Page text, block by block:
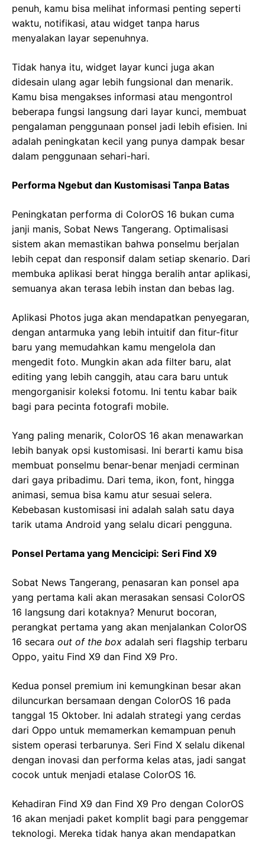
penuh, kamu bisa melihat informasi penting seperti
waktu, notifikasi, atau widget tanpa harus
menyalakan layar sepenuhnya.
Tidak hanya itu, widget layar kunci juga akan
didesain ulang agar lebih fungsional dan menarik.
Kamu bisa mengakses informasi atau mengontrol
beberapa fungsi langsung dari layar kunci, membuat
pengalaman penggunaan ponsel jadi lebih efisien. Ini
adalah peningkatan kecil yang punya dampak besar
dalam penggunaan sehari-hari.
Performa Ngebut dan Kustomisasi Tanpa Batas
Peningkatan performa di ColorOS 16 bukan cuma
janji manis, Sobat News Tangerang. Optimalisasi
sistem akan memastikan bahwa ponselmu berjalan
lebih cepat dan responsif dalam setiap skenario. Dari
membuka aplikasi berat hingga beralih antar aplikasi,
semuanya akan terasa lebih instan dan bebas lag.
Aplikasi Photos juga akan mendapatkan penyegaran,
dengan antarmuka yang lebih intuitif dan fitur-fitur
baru yang memudahkan kamu mengelola dan
mengedit foto. Mungkin akan ada filter baru, alat
editing yang lebih canggih, atau cara baru untuk
mengorganisir koleksi fotomu. Ini tentu kabar baik
bagi para pecinta fotografi mobile.
Yang paling menarik, ColorOS 16 akan menawarkan
lebih banyak opsi kustomisasi. Ini berarti kamu bisa
membuat ponselmu benar-benar menjadi cerminan
dari gaya pribadimu. Dari tema, ikon, font, hingga
animasi, semua bisa kamu atur sesuai selera.
Kebebasan kustomisasi ini adalah salah satu daya
tarik utama Android yang selalu dicari pengguna.
Ponsel Pertama yang Mencicipi: Seri Find X9
Sobat News Tangerang, penasaran kan ponsel apa
yang pertama kali akan merasakan sensasi ColorOS
16 langsung dari kotaknya? Menurut bocoran,
perangkat pertama yang akan menjalankan ColorOS
16 secara out of the box adalah seri flagship terbaru
Oppo, yaitu Find X9 dan Find X9 Pro.
Kedua ponsel premium ini kemungkinan besar akan
diluncurkan bersamaan dengan ColorOS 16 pada
tanggal 15 Oktober. Ini adalah strategi yang cerdas
dari Oppo untuk memamerkan kemampuan penuh
sistem operasi terbarunya. Seri Find X selalu dikenal
dengan inovasi dan performa kelas atas, jadi sangat
cocok untuk menjadi etalase ColorOS 16.
Kehadiran Find X9 dan Find X9 Pro dengan ColorOS
16 akan menjadi paket komplit bagi para penggemar
teknologi. Mereka tidak hanya akan mendapatkan